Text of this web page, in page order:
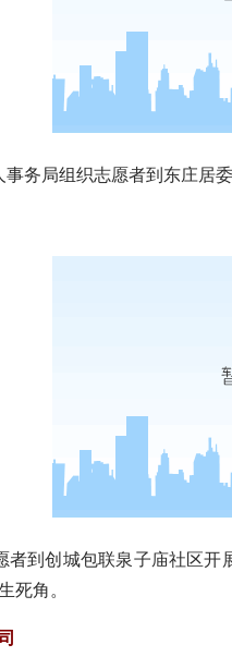
局组织志愿者到东庄居
到创城包联泉子庙社区开
死角。